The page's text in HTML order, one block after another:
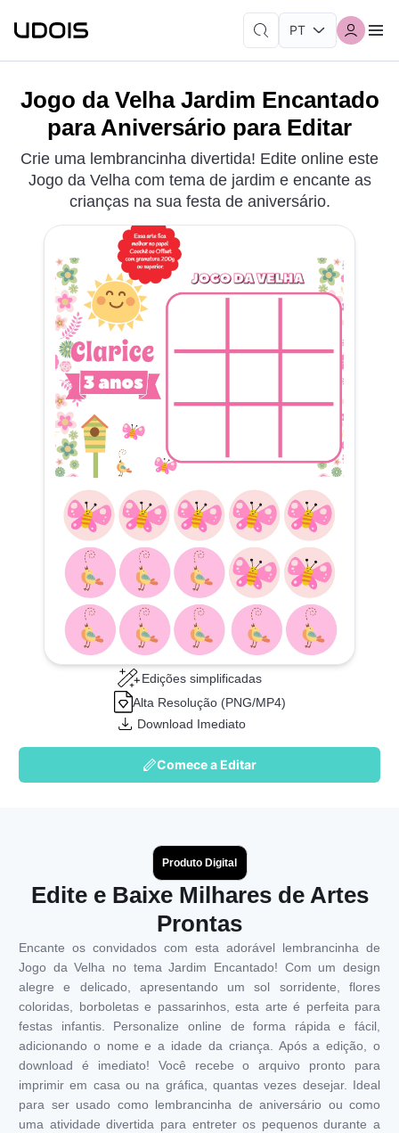
Jogo da Velha Jardim Encantado
para Aniversário para Editar
Crie uma lembrancinha divertida! Edite online este
Jogo da Velha com tema de jardim e encante as
crianças na sua festa de aniversário.
Edições simplificadas
Alta Resolução (PNG/MP4)
Download Imediato
Comece a Editar
Produto Digital
Edite e Baixe Milhares de Artes
Prontas
Encante os convidados com esta adorável lembrancinha de
Jogo da Velha no tema Jardim Encantado! Com um design
alegre e delicado, apresentando um sol sorridente, flores
coloridas, borboletas e passarinhos, esta arte é perfeita para
festas infantis. Personalize online de forma rápida e fácil,
adicionando o nome e a idade da criança. Após a edição, o
download é imediato! Você recebe o arquivo pronto para
imprimir em casa ou na gráfica, quantas vezes desejar. Ideal
para ser usado como lembrancinha de aniversário ou como
uma atividade divertida para entreter os pequenos durante a